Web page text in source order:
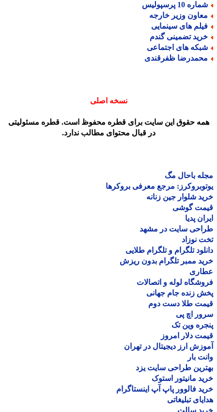
10 پرسپولیس
وزیر خارجه
های سینمایی
تضمینی گندم
های اجتماعی
ظفرقندی
نسخه اصلی
حقوق این سایت برای قطره محفوظ است. قطره مسئولیتی
در قبال محتوای مطالب ندارد.
باحال مگ
مرجع معرفی بروکرها
شلوار جین زنانه
گوشی
پدیا
سایت در مشهد
نوزاد
تلگرام و تلگرام طلایی
ممبر تلگرام بدون ریزش
لوله و اتصالات
زنده جام جهانی
طلا دست دوم
اچ پی
وین تک
دلار امروز
ارز دیجیتال در تهران
بار
طراحی سایت یزد
مانیتور استوک
فالوور پاپ آپ اینستاگرام
تبلیغاتی